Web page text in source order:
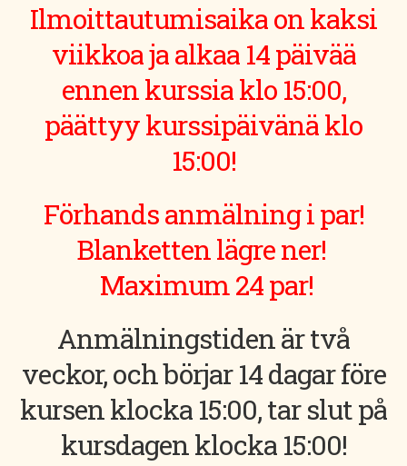
Ilmoittautumisaika on kaksi
viikkoa ja alkaa 14 päivää
ennen kurssia klo 15:00,
päättyy kurssipäivänä klo
15:00!
Förhands anmälning i par!
Blanketten lägre ner!
Maximum 24 par!
Anmälningstiden är två
veckor, och börjar 14 dagar före
kursen klocka 15:00, tar slut på
kursdagen klocka 15:00!